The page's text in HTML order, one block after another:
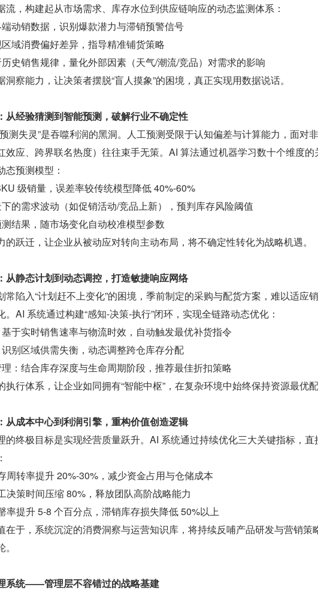
流，构建起从市场需求、库存水位到供应链响应的动态监测体系：
动销数据，识别爆款潜力与滞销预警信号
域消费偏好差异，指导精准铺货策略
史销售规律，量化外部因素（天气/潮流/竞品）对需求的影响
洞察能力，让决策者摆脱“盲人摸象”的困境，真正实现用数据说话。
从经验猜测到智能预测，破解行业不确定性
测失灵”是吞噬利润的黑洞。人工预测受限于认知偏差与计算能力，面对
效应、跨界联名热度）往往束手无策。AI 算法通过机器学习数十个维度的
态预测模型：
级销量，误差率较传统模型降低 40%-60%
的需求波动（如促销活动/竞品上新），预判库存风险阈值
结果，随市场变化自动校准模型参数
的跃迁，让企业从被动应对转向主动布局，将不确定性转化为战略机遇。
从静态计划到动态调控，打造敏捷响应网络
常陷入“计划赶不上变化”的困境，季前制定的采购与配货方案，难以适应
。AI 系统通过构建“感知-决策-执行”闭环，实现全链路动态优化：
于实时销售速率与物流时效，自动触发最优补货指令
别区域供需失衡，动态调整跨仓库存分配
：结合库存深度与生命周期阶段，推荐最佳折扣策略
执行体系，让企业如同拥有“智能中枢”，在复杂环境中始终保持资源最优配
从成本中心到利润引擎，重构价值创造逻辑
的终极目标是实现经营质量跃升。AI 系统通过持续优化三大关键指标，直
周转率提升 20%-30%，减少资金占用与仓储成本
决策时间压缩 80%，释放团队高阶战略能力
率提升 5-8 个百分点，滞销库存损失降低 50%以上
在于，系统沉淀的消费洞察与运营知识库，将持续反哺产品研发与营销策
系统——管理层不容错过的战略基建